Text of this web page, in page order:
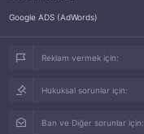
Google ADS (AdWords)
Reklam vermek için:
Hukuksal sorunlar için:
Ban ve Diğer sorunlar için: